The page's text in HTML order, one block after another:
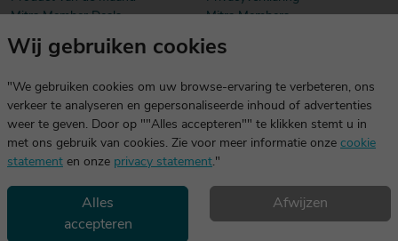
Mitra Member Deals
Mitra Members
Download onze app
dezelfde gegevens die je voor mitra.nl gebruikt.
Geniet, maar drink met mate. Geen 18 geen alcohol
Wij gebruiken cookies
"We gebruiken cookies om uw browse-ervaring te verbeteren, ons
verkeer te analyseren en gepersonaliseerde inhoud of advertenties
weer te geven. Door op ""Alles accepteren"" te klikken stemt u in
met ons gebruik van cookies. Zie voor meer informatie onze cookie
statement en onze privacy statement."
Alles
accepteren
Afwijzen